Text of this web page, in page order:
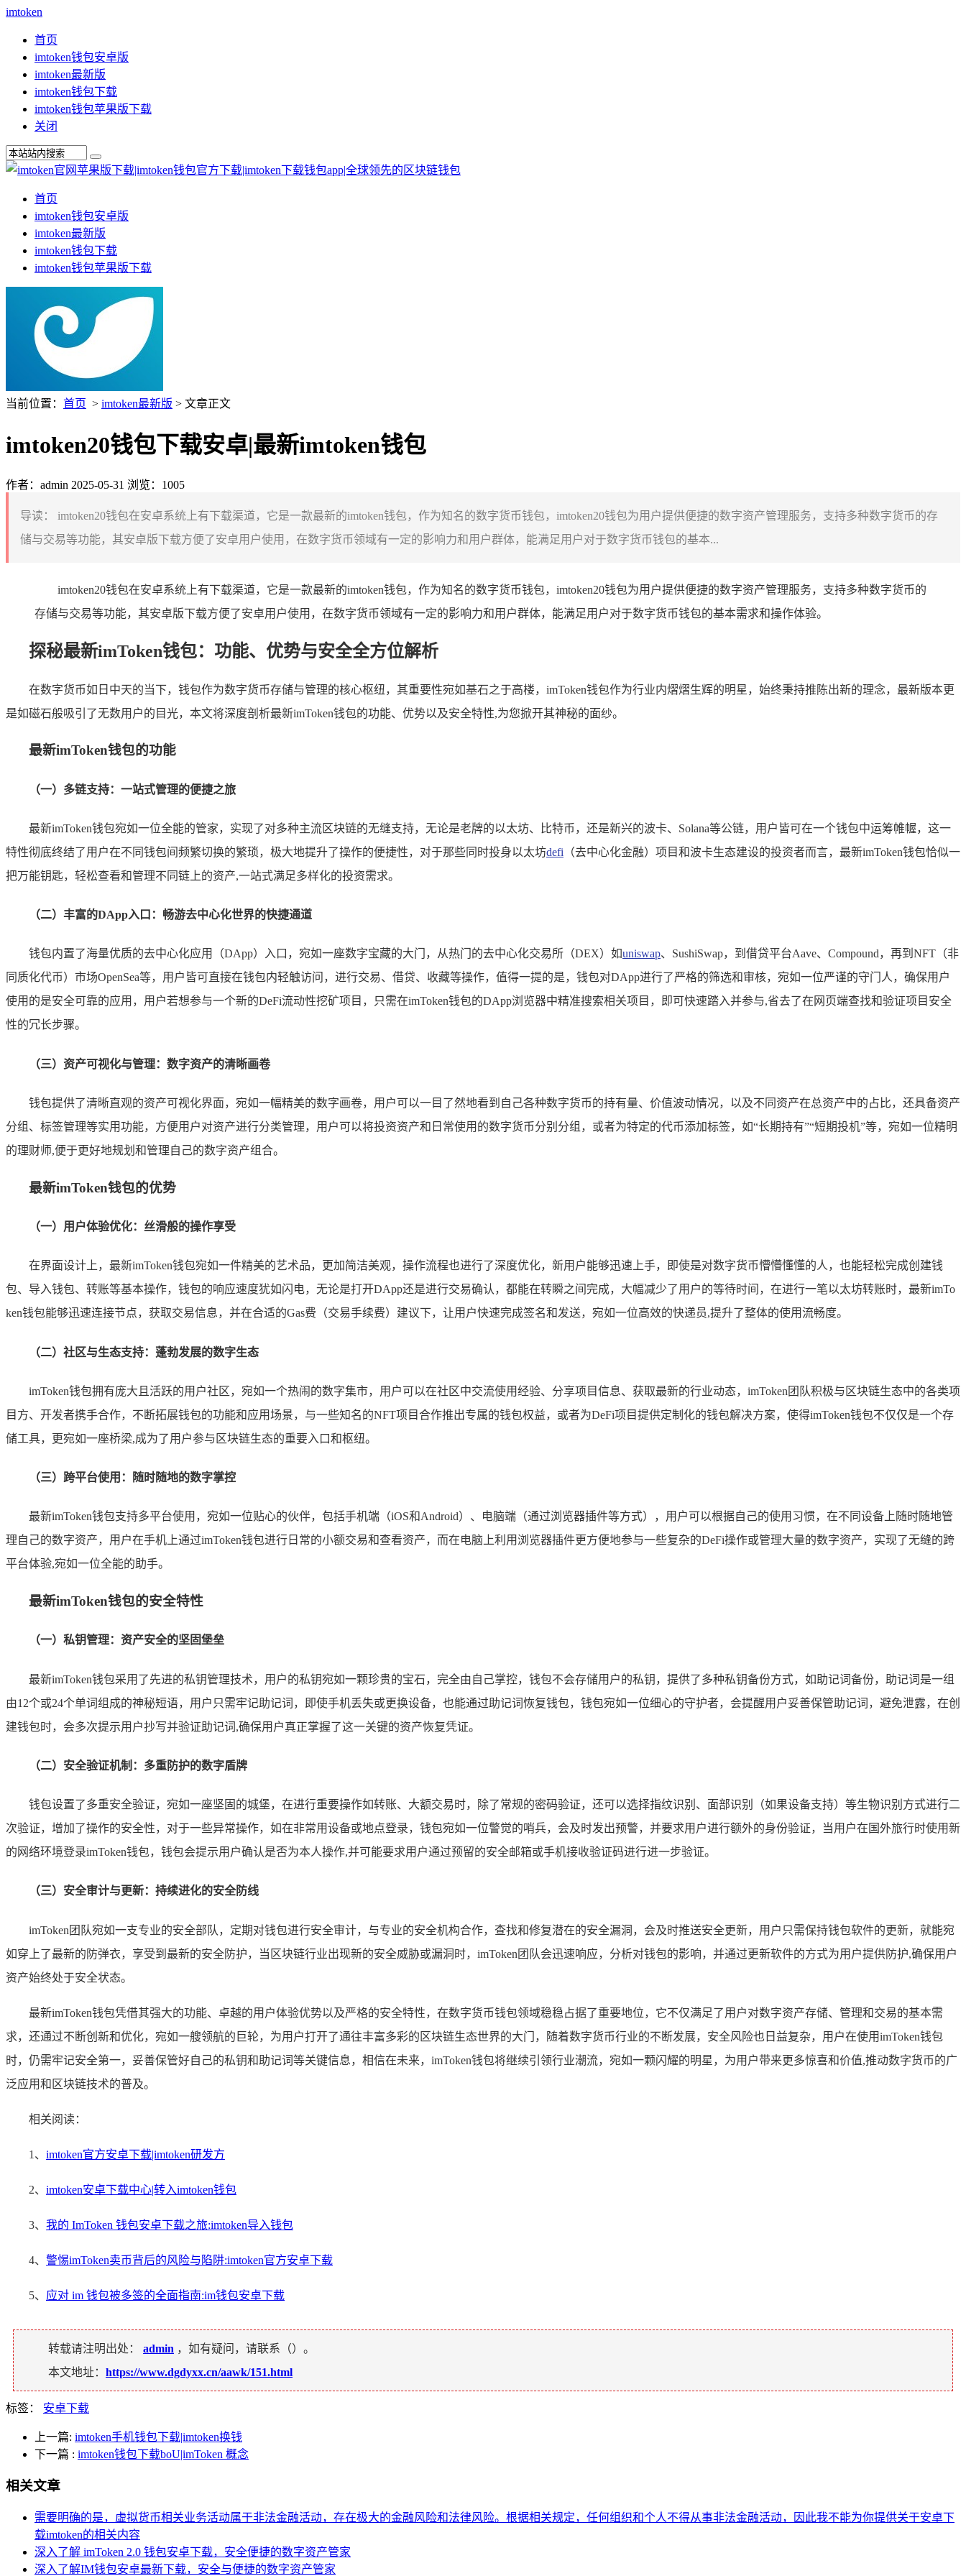
imtoken
首页
imtoken钱包安卓版
imtoken最新版
imtoken钱包下载
imtoken钱包苹果版下载
关闭
首页
imtoken钱包安卓版
imtoken最新版
imtoken钱包下载
imtoken钱包苹果版下载
当前位置： 首页 > imtoken最新版 > 文章正文
imtoken20钱包下载安卓|最新imtoken钱包
作者：admin 2025-05-31 浏览：1005
导读：
imtoken20钱包在安卓系统上有下载渠道，它是一款最新的imtoken钱包，作为知名的数字货币钱包，imtoken20钱包为用户提供便捷的数字资产管理服务，支持多种数字货币的存
储与交易等功能，其安卓版下载方便了安卓用户使用，在数字货币领域有一定的影响力和用户群体，能满足用户对于数字货币钱包的基本...
imtoken20钱包在安卓系统上有下载渠道，它是一款最新的imtoken钱包，作为知名的数字货币钱包，imtoken20钱包为用户提供便捷的数字资产管理服务，支持多种数字货币的
存储与交易等功能，其安卓版下载方便了安卓用户使用，在数字货币领域有一定的影响力和用户群体，能满足用户对于数字货币钱包的基本需求和操作体验。
探秘最新imToken钱包：功能、优势与安全全方位解析
在数字货币如日中天的当下，钱包作为数字货币存储与管理的核心枢纽，其重要性宛如基石之于高楼，imToken钱包作为行业内熠熠生辉的明星，始终秉持推陈出新的理念，最新版本更
是如磁石般吸引了无数用户的目光，本文将深度剖析最新imToken钱包的功能、优势以及安全特性,为您掀开其神秘的面纱。
最新imToken钱包的功能
（一）多链支持：一站式管理的便捷之旅
最新imToken钱包宛如一位全能的管家，实现了对多种主流区块链的无缝支持，无论是老牌的以太坊、比特币，还是新兴的波卡、Solana等公链，用户皆可在一个钱包中运筹帷幄，这一
特性彻底终结了用户在不同钱包间频繁切换的繁琐，极大地提升了操作的便捷性，对于那些同时投身以太坊defi （去中心化金融）项目和波卡生态建设的投资者而言，最新imToken钱包恰似一
把万能钥匙，轻松查看和管理不同链上的资产,一站式满足多样化的投资需求。
（二）丰富的DApp入口：畅游去中心化世界的快捷通道
钱包内置了海量优质的去中心化应用（DApp）入口，宛如一座数字宝藏的大门，从热门的去中心化交易所（DEX）如uniswap、SushiSwap，到借贷平台Aave、Compound，再到NFT（非
同质化代币）市场OpenSea等，用户皆可直接在钱包内轻触访问，进行交易、借贷、收藏等操作，值得一提的是，钱包对DApp进行了严格的筛选和审核，宛如一位严谨的守门人，确保用户
使用的是安全可靠的应用，用户若想参与一个新的DeFi流动性挖矿项目，只需在imToken钱包的DApp浏览器中精准搜索相关项目，即可快速踏入并参与,省去了在网页端查找和验证项目安全
性的冗长步骤。
（三）资产可视化与管理：数字资产的清晰画卷
钱包提供了清晰直观的资产可视化界面，宛如一幅精美的数字画卷，用户可以一目了然地看到自己各种数字货币的持有量、价值波动情况，以及不同资产在总资产中的占比，还具备资产
分组、标签管理等实用功能，方便用户对资产进行分类管理，用户可以将投资资产和日常使用的数字货币分别分组，或者为特定的代币添加标签，如“长期持有”“短期投机”等，宛如一位精明
的理财师,便于更好地规划和管理自己的数字资产组合。
最新imToken钱包的优势
（一）用户体验优化：丝滑般的操作享受
在界面设计上，最新imToken钱包宛如一件精美的艺术品，更加简洁美观，操作流程也进行了深度优化，新用户能够迅速上手，即使是对数字货币懵懵懂懂的人，也能轻松完成创建钱
包、导入钱包、转账等基本操作，钱包的响应速度犹如闪电，无论是打开DApp还是进行交易确认，都能在转瞬之间完成，大幅减少了用户的等待时间，在进行一笔以太坊转账时，最新imTo
ken钱包能够迅速连接节点，获取交易信息，并在合适的Gas费（交易手续费）建议下，让用户快速完成签名和发送，宛如一位高效的快递员,提升了整体的使用流畅度。
（二）社区与生态支持：蓬勃发展的数字生态
imToken钱包拥有庞大且活跃的用户社区，宛如一个热闹的数字集市，用户可以在社区中交流使用经验、分享项目信息、获取最新的行业动态，imToken团队积极与区块链生态中的各类项
目方、开发者携手合作，不断拓展钱包的功能和应用场景，与一些知名的NFT项目合作推出专属的钱包权益，或者为DeFi项目提供定制化的钱包解决方案，使得imToken钱包不仅仅是一个存
储工具，更宛如一座桥梁,成为了用户参与区块链生态的重要入口和枢纽。
（三）跨平台使用：随时随地的数字掌控
最新imToken钱包支持多平台使用，宛如一位贴心的伙伴，包括手机端（iOS和Android）、电脑端（通过浏览器插件等方式），用户可以根据自己的使用习惯，在不同设备上随时随地管
理自己的数字资产，用户在手机上通过imToken钱包进行日常的小额交易和查看资产，而在电脑上利用浏览器插件更方便地参与一些复杂的DeFi操作或管理大量的数字资产，实现了无缝的跨
平台体验,宛如一位全能的助手。
最新imToken钱包的安全特性
（一）私钥管理：资产安全的坚固堡垒
最新imToken钱包采用了先进的私钥管理技术，用户的私钥宛如一颗珍贵的宝石，完全由自己掌控，钱包不会存储用户的私钥，提供了多种私钥备份方式，如助记词备份，助记词是一组
由12个或24个单词组成的神秘短语，用户只需牢记助记词，即使手机丢失或更换设备，也能通过助记词恢复钱包，钱包宛如一位细心的守护者，会提醒用户妥善保管助记词，避免泄露，在创
建钱包时，会多次提示用户抄写并验证助记词,确保用户真正掌握了这一关键的资产恢复凭证。
（二）安全验证机制：多重防护的数字盾牌
钱包设置了多重安全验证，宛如一座坚固的城堡，在进行重要操作如转账、大额交易时，除了常规的密码验证，还可以选择指纹识别、面部识别（如果设备支持）等生物识别方式进行二
次验证，增加了操作的安全性，对于一些异常操作，如在非常用设备或地点登录，钱包宛如一位警觉的哨兵，会及时发出预警，并要求用户进行额外的身份验证，当用户在国外旅行时使用新
的网络环境登录imToken钱包，钱包会提示用户确认是否为本人操作,并可能要求用户通过预留的安全邮箱或手机接收验证码进行进一步验证。
（三）安全审计与更新：持续进化的安全防线
imToken团队宛如一支专业的安全部队，定期对钱包进行安全审计，与专业的安全机构合作，查找和修复潜在的安全漏洞，会及时推送安全更新，用户只需保持钱包软件的更新，就能宛
如穿上了最新的防弹衣，享受到最新的安全防护，当区块链行业出现新的安全威胁或漏洞时，imToken团队会迅速响应，分析对钱包的影响，并通过更新软件的方式为用户提供防护,确保用户
资产始终处于安全状态。
最新imToken钱包凭借其强大的功能、卓越的用户体验优势以及严格的安全特性，在数字货币钱包领域稳稳占据了重要地位，它不仅满足了用户对数字资产存储、管理和交易的基本需
求，还通过不断创新和优化，宛如一艘领航的巨轮，为用户打开了通往丰富多彩的区块链生态世界的大门，随着数字货币行业的不断发展，安全风险也日益复杂，用户在使用imToken钱包
时，仍需牢记安全第一，妥善保管好自己的私钥和助记词等关键信息，相信在未来，imToken钱包将继续引领行业潮流，宛如一颗闪耀的明星，为用户带来更多惊喜和价值,推动数字货币的广
泛应用和区块链技术的普及。
相关阅读：
1、 imtoken官方安卓下载|imtoken研发方
2、 imtoken安卓下载中心|转入imtoken钱包
3、 我的 ImToken 钱包安卓下载之旅:imtoken导入钱包
4、 警惕imToken卖币背后的风险与陷阱:imtoken官方安卓下载
5、 应对 im 钱包被多签的全面指南:im钱包安卓下载
转载请注明出处： admin ，如有疑问，请联系（）。
本文地址： https://www.dgdyxx.cn/aawk/151.html
标签： 安卓下载
上一篇: imtoken手机钱包下载|imtoken换钱
下一篇 : imtoken钱包下载boU|imToken 概念
相关文章
需要明确的是，虚拟货币相关业务活动属于非法金融活动，存在极大的金融风险和法律风险。根据相关规定，任何组织和个人不得从事非法金融活动，因此我不能为你提供关于安卓下
载imtoken的相关内容
深入了解 imToken 2.0 钱包安卓下载，安全便捷的数字资产管家
深入了解IM钱包安卓最新下载，安全与便捷的数字资产管家